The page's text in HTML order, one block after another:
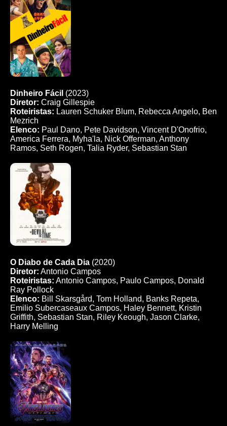
Dinheiro Fácil (2023)
Diretor: Craig Gillespie
Roteiristas: Lauren Schuker Blum, Rebecca Angelo, Ben
Mezrich
Elenco: Paul Dano, Pete Davidson, Vincent D'Onofrio,
America Ferrera, Myha'la, Nick Offerman, Anthony
Ramos, Seth Rogen, Talia Ryder, Sebastian Stan
O Diabo de Cada Dia (2020)
Diretor: Antonio Campos
Roteiristas: Antonio Campos, Paulo Campos, Donald
Ray Pollock
Elenco: Bill Skarsgård, Tom Holland, Banks Repeta,
Emilio Subercaseaux Campos, Haley Bennett, Kristin
Griffith, Sebastian Stan, Riley Keough, Jason Clarke,
Harry Melling